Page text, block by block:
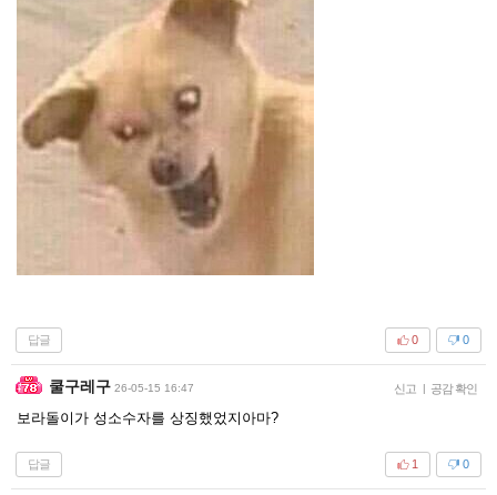
답글 0
0
쿨구레구 26-05-15 16:47 신고 | 공감 확인
보라돌이가 성소수자를 상징했었지아마?
답글 0
1